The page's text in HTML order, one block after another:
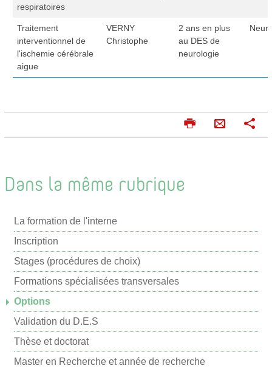
respiratoires
Traitement
interventionnel de
l'ischemie cérébrale
aigue
VERNY
Christophe
2 ans en plus
au DES de
neurologie
I
m
E
n
r
m
a
Dans la même rubrique
La formation de l'interne
Inscription
Stages (procédures de choix)
Formations spécialisées transversales
Options
Validation du D.E.S
Thèse et doctorat
Master en Recherche et année de recherche